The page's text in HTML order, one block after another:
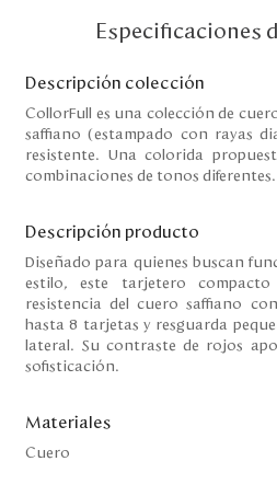
Servicio al cliente
Nuestras Tiendas
Colombia
Costa Rica
Panamá
USA
Venezuela
Especificaciones
Descripción colección
CollorFull es una colección de
saffiano (estampado con rayas
resistente. Una colorida
combinaciones de tonos diferentes.
Descripción producto
Diseñado para quienes buscan
estilo, este tarjetero
resistencia del cuero saffiano
hasta 8 tarjetas y resguarda
lateral. Su contraste de rojos
sofisticación.
Materiales
Cuero